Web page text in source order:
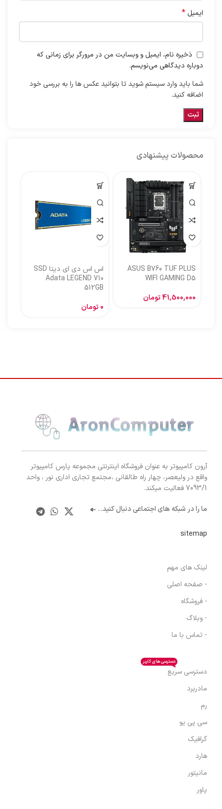
ایمیل *
ذخیره نام، ایمیل و وبسایت من در مرورگر برای زمانی که
دوباره دیدگاهی می‌نویسم.
شما باید وارد سیستم شوید تا بتوانید عکس ها را به بررسی خود
اضافه کنید.
محصولات پیشنهادی
ASUS B760 TUF PLUS
WIFI GAMING D5
41,500,000تومان
اس اس دی ای دیتا SSD
Adata LEGEND 710
512GB
0تومان
آرون کامپیوتر به عنوان فروشگاه اینترنتی مجموعه پارس کامپیوتر
واقع در ولیعصر، چهار راه طالقانی ،مجتمع تجاری اداری نور ، واحد
7093/1 فعالیت میکند.
ما را در شبکه های اجتماعی دنبال کنید...
sitemap
لینک های مهم
- صفحه اصلی
- فروشگاه
- وبلاگ
- تماس با ما
دسترسی سریع
دسترسی های کاربر
مادربرد
رم
سی پی یو
گرافیک
هارد
مانیتور
پاور